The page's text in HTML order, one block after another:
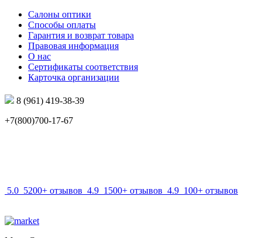
Салоны оптики
Способы оплаты
Гарантия и возврат товара
Правовая информация
О нас
Сертификаты соответствия
Карточка организации
8 (961) 419-38-39
+7(800)700-17-67
5.0 5200+ отзывов 4.9 1500+ отзывов 4.9 100+ отзывов